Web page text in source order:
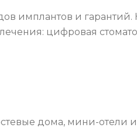
имплантов и
цифровая
дома, мини-отели